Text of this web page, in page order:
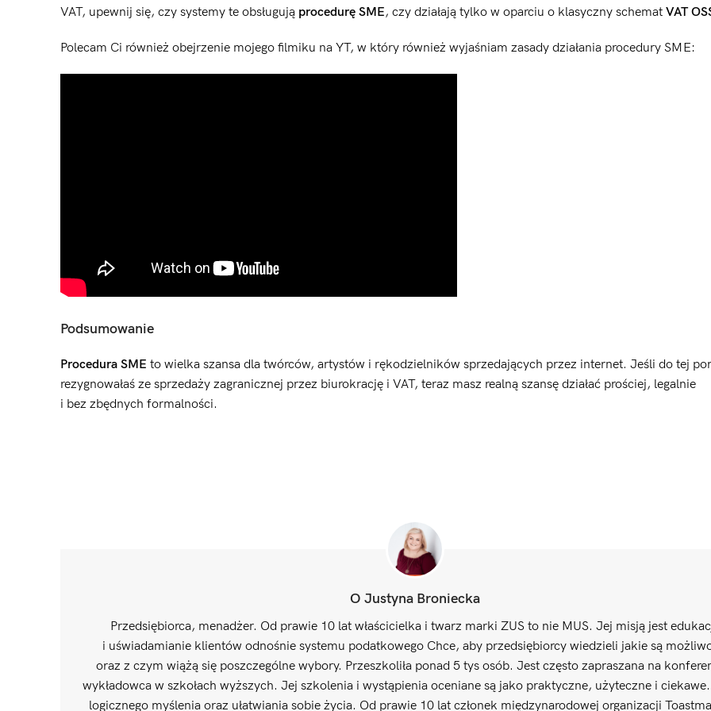
VAT, upewnij się, czy systemy te obsługują procedurę SME, czy działają tylko w oparciu o klasyczny schemat VAT
Polecam Ci również obejrzenie mojego filmiku na YT, w który również wyjaśniam zasady działania procedury SME:
Podsumowanie
Procedura SME to wielka szansa dla twórców, artystów i rękodzielników sprzedających przez internet. Jeśli do tej
rezygnowałaś ze sprzedaży zagranicznej przez biurokrację i VAT, teraz masz realną szansę działać prościej, legalnie
i bez zbędnych formalności.
O Justyna Broniecka
Przedsiębiorca, menadżer. Od prawie 10 lat właścicielka i twarz marki ZUS to nie MUS. Jej misją jest
i uświadamianie klientów odnośnie systemu podatkowego Chce, aby przedsiębiorcy wiedzieli jakie są
oraz z czym wiążą się poszczególne wybory. Przeszkoliła ponad 5 tys osób. Jest często zapraszana na
wykładowca w szkołach wyższych. Jej szkolenia i wystąpienia oceniane są jako praktyczne, użyteczne i
logicznego myślenia oraz ułatwiania sobie życia. Od prawie 10 lat członek międzynarodowej organizacji